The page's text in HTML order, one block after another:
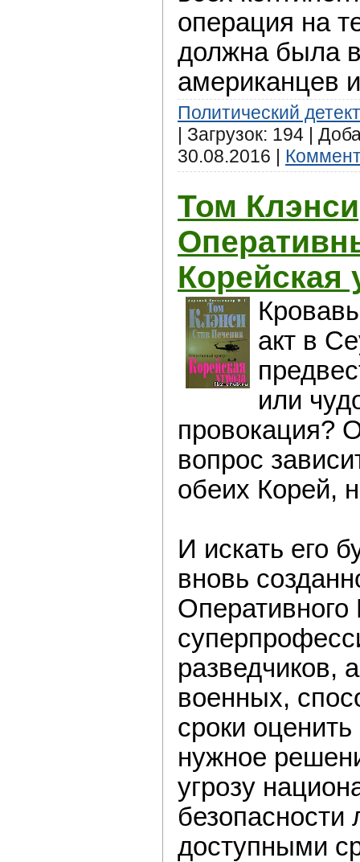
операция на
должна была
американцев
Политический
| Загрузок: 194 |
30.08.2016 |
Том
Корейская
акт в
или
провокация?
вопрос
обеих Корей,
И искать его
вновь
разведчиков,
военных,
сроки
нужное
угрозу
доступными